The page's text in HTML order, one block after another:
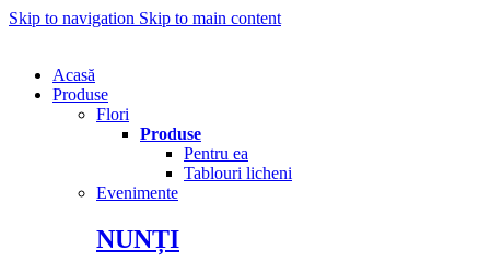
Skip to navigation Skip to main content
Acasă
Produse
Flori
Produse
Pentru ea
Tablouri licheni
Evenimente
NUNȚI